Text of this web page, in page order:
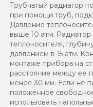
Трубчатый радиатор
при помощи труб,
Давление
выше 10 атм. Радиатор
теплоносителя,
давлением в 15 атм.
монтаже прибора на
расстояние между ее
менее 30 мм. Если не
положенное
использовать